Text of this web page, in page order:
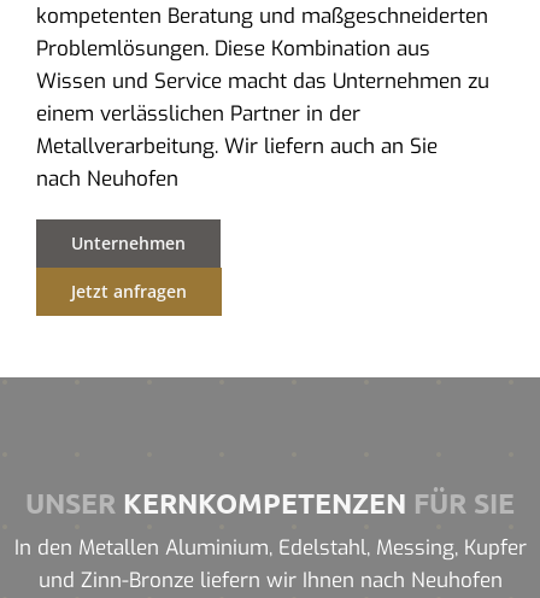
kompetenten Beratung und maßgeschneiderten
Problemlösungen. Diese Kombination aus
Wissen und Service macht das Unternehmen zu
einem verlässlichen Partner in der
Metallverarbeitung. Wir liefern auch an Sie
nach Neuhofen
Unternehmen
Jetzt anfragen
UNSER KERNKOMPETENZEN FÜR SIE
In den Metallen Aluminium, Edelstahl, Messing, Kupfer
und Zinn-Bronze liefern wir Ihnen nach Neuhofen